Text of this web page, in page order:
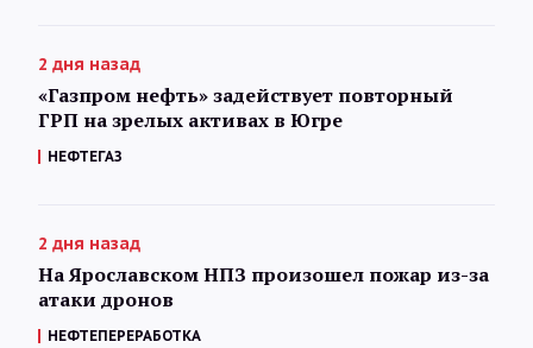
2 дня назад
«Газпром нефть» задействует повторный
ГРП на зрелых активах в Югре
НЕФТЕГАЗ
2 дня назад
На Ярославском НПЗ произошел пожар из-за
атаки дронов
НЕФТЕПЕРЕРАБОТКА